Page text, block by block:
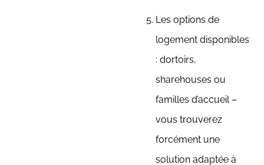
Les options de
logement disponibles
: dortoirs,
sharehouses ou
familles d’accueil –
vous trouverez
forcément une
solution adaptée à